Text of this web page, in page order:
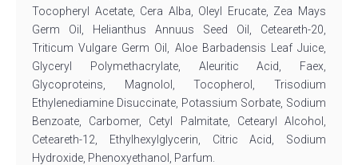
Tocopheryl Acetate, Cera Alba, Oleyl Erucate, Zea Mays
Germ Oil, Helianthus Annuus Seed Oil, Ceteareth-20,
Triticum Vulgare Germ Oil, Aloe Barbadensis Leaf Juice,
Glyceryl Polymethacrylate, Aleuritic Acid, Faex,
Glycoproteins, Magnolol, Tocopherol, Trisodium
Ethylenediamine Disuccinate, Potassium Sorbate, Sodium
Benzoate, Carbomer, Cetyl Palmitate, Cetearyl Alcohol,
Ceteareth-12, Ethylhexylglycerin, Citric Acid, Sodium
Hydroxide, Phenoxyethanol, Parfum.